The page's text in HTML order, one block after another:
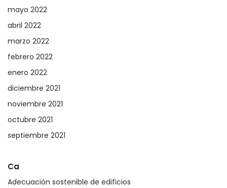
mayo 2022
abril 2022
marzo 2022
febrero 2022
enero 2022
diciembre 2021
noviembre 2021
octubre 2021
septiembre 2021
Ca
Adecuación sostenible de edificios